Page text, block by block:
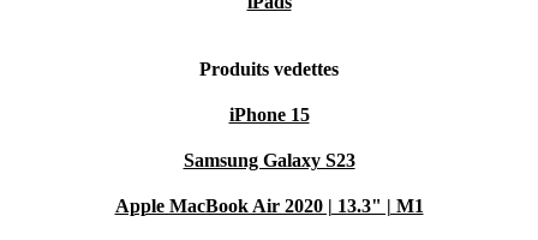
Produits vedettes
iPhone 15
Samsung Galaxy S23
Apple MacBook Air 2020 | 13.3" | M1